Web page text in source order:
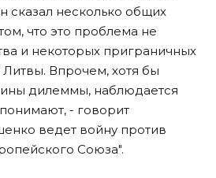
сказал несколько общих
что это проблема не
и некоторых приграничных
Впрочем, хотя бы
дилеммы, наблюдается
- говорит
ведет войну против
Союза".